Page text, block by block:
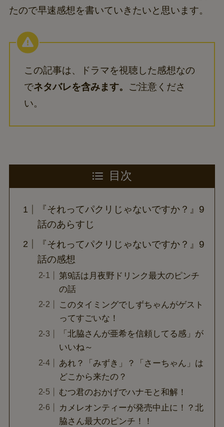
たので早速感想を書いていきたいと思います。
この記事は、ドラマを視聴した感想なの
でネタバレを含みます。 ご注意くださ
い。
目次
『それってパクリじゃないですか？』9
話のあらすじ
『それってパクリじゃないですか？』9
話の感想
第9話は月夜野ドリンク最大のピンチ
の話
このタイミングでしずちゃんがゲスト
ってすごいな！
「北脇さんが亜希を信頼してる感」が
いいね～
あれ？「みずき」？「さーちゃん」は
どこから来たの？
むつ君のおかげでハナモと和解！
カメレオンティーが発売中止に！？北
脇さん最大のピンチ！！